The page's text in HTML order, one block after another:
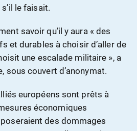
le faisait.
savoir qu’il y aura « des
et durables à choisir d’aller de
une escalade militaire », a
sous couvert d’anonymat.
européens sont prêts à
économiques
des dommages